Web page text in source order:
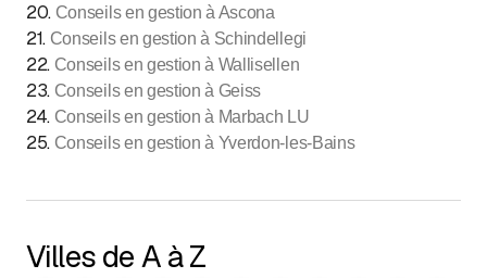
20. Conseils en gestion à Ascona
21. Conseils en gestion à Schindellegi
22. Conseils en gestion à Wallisellen
23. Conseils en gestion à Geiss
24. Conseils en gestion à Marbach LU
25. Conseils en gestion à Yverdon-les-Bains
Villes de A à Z